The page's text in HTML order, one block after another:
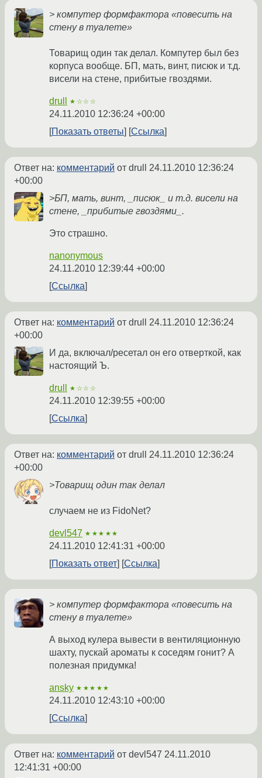
> компутер формфактора «повесить на
стену в туалете»
Товарищ один так делал. Компутер был без
корпуса вообще. БП, мать, винт, писюк и т.д.
висели на стене, прибитые гвоздями.
drull ★☆☆☆
24.11.2010 12:36:24 +00:00
Показать ответы
Ссылка
Ответ на: комментарий от drull 24.11.2010 12:36:24
+00:00
>БП, мать, винт, _писюк_ и т.д. висели на
стене, _прибитые гвоздями_.
Это страшно.
nanonymous
24.11.2010 12:39:44 +00:00
Ссылка
Ответ на: комментарий от drull 24.11.2010 12:36:24
+00:00
И да, включал/ресетал он его отверткой, как
настоящий Ъ.
drull ★☆☆☆
24.11.2010 12:39:55 +00:00
Ссылка
Ответ на: комментарий от drull 24.11.2010 12:36:24
+00:00
>Товарищ один так делал
случаем не из FidoNet?
devl547 ★★★★★
24.11.2010 12:41:31 +00:00
Показать ответ
Ссылка
> компутер формфактора «повесить на
стену в туалете»
А выход кулера вывести в вентиляционную
шахту, пускай ароматы к соседям гонит? А
полезная придумка!
ansky ★★★★★
24.11.2010 12:43:10 +00:00
Ссылка
Ответ на: комментарий от devl547 24.11.2010
12:41:31 +00:00